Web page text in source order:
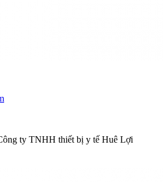
ty TNHH thiết bị y tế Huê Lợi